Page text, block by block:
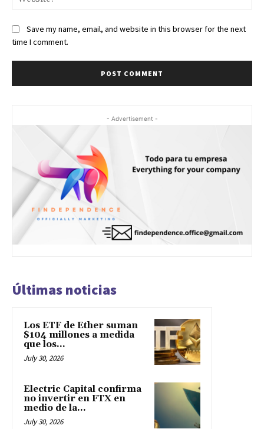
Save my name, email, and website in this browser for the next
time I comment.
- Advertisement -
Últimas noticias
Los ETF de Ether suman
$104 millones a medida
que los...
July 30, 2026
Electric Capital confirma
no invertir en FTX en
medio de la...
July 30, 2026